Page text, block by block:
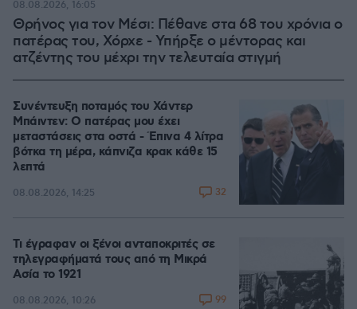
Θρήνος για τον Μέσι: Πέθανε στα 68 του χρόνια ο
πατέρας του, Χόρχε - Υπήρξε ο μέντορας και
ατζέντης του μέχρι την τελευταία στιγμή
08.08.2026, 16:05
Συνέντευξη ποταμός του Χάντερ
Μπάιντεν: Ο πατέρας μου έχει
μεταστάσεις στα οστά - Έπινα 4 λίτρα
βότκα τη μέρα, κάπνιζα κρακ κάθε 15
λεπτά
08.08.2026, 14:25 32
Τι έγραφαν οι ξένοι ανταποκριτές σε
τηλεγραφήματά τους από τη Μικρά
Ασία το 1921
08.08.2026, 10:26 99